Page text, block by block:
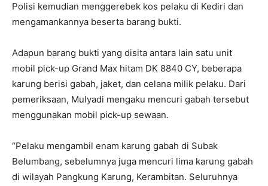
Polisi kemudian menggerebek kos pelaku di Kediri dan
mengamankannya beserta barang bukti.
Adapun barang bukti yang disita antara lain satu unit
mobil pick-up Grand Max hitam DK 8840 CY, beberapa
karung berisi gabah, jaket, dan celana milik pelaku. Dari
pemeriksaan, Mulyadi mengaku mencuri gabah tersebut
menggunakan mobil pick-up sewaan.
“Pelaku mengambil enam karung gabah di Subak
Belumbang, sebelumnya juga mencuri lima karung gabah
di wilayah Pangkung Karung, Kerambitan. Seluruhnya